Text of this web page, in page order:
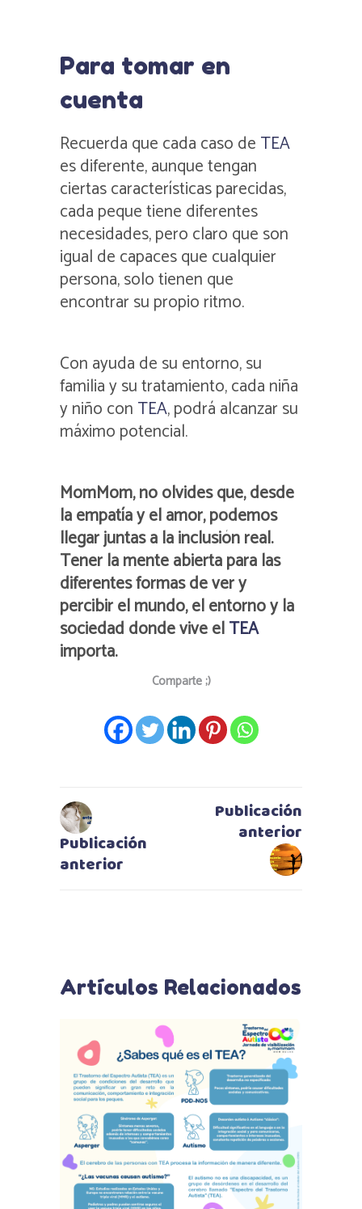
Para tomar en
cuenta
Recuerda que cada caso de TEA
es diferente, aunque tengan
ciertas características parecidas,
cada peque tiene diferentes
necesidades, pero claro que son
igual de capaces que cualquier
persona, solo tienen que
encontrar su propio ritmo.
Con ayuda de su entorno, su
familia y su tratamiento, cada niña
y niño con TEA, podrá alcanzar su
máximo potencial.
MomMom, no olvides que, desde
la empatía y el amor, podemos
llegar juntas a la inclusión real.
Tener la mente abierta para las
diferentes formas de ver y
percibir el mundo, el entorno y la
sociedad donde vive elTEA
importa.
Comparte ;)
Publicación
anterior
Publicación
anterior
Artículos Relacionados